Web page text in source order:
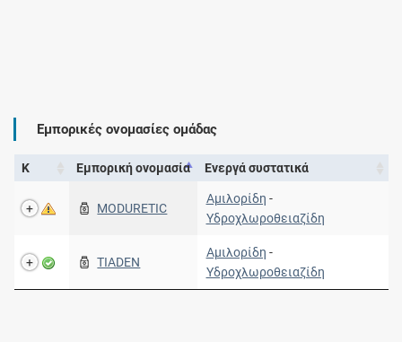
Εμπορικές ονομασίες ομάδας
Κ Εμπορική ονομασία Ενεργά συστατικά
MODURETIC
Αμιλορίδη -
Υδροχλωροθειαζίδη
TIADEN
Αμιλορίδη -
Υδροχλωροθειαζίδη